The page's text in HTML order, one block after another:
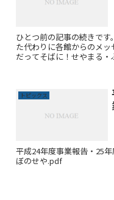
ひとつ前の記事の続きで
た代わりに各館からのメ
だってそばに！せやまる・
トピックス
平成24年度事業報告・25
ぼのせや.pdf